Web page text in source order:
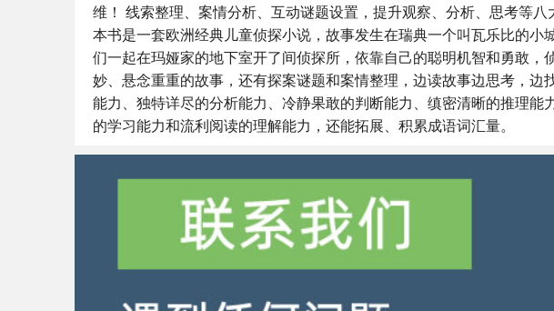
维！ 线索整理、案情分析、互动谜题设置，提升观察、分析、思考等
本书是一套欧洲经典儿童侦探小说，故事发生在瑞典一个叫瓦乐比的
们一起在玛娅家的地下室开了间侦探所，依靠自己的聪明机智和勇敢
妙、悬念重重的故事，还有探案谜题和案情整理，边读故事边思考，
能力、独特详尽的分析能力、冷静果敢的判断能力、缜密清晰的推理
的学习能力和流利阅读的理解能力，还能拓展、积累成语词汇量。